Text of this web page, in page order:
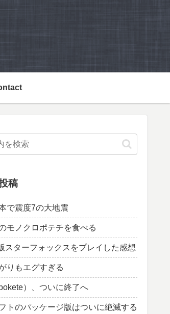
稿
で震度7の大地震
モノクロポテチを食べる
スターフォックスをプレイした感想
りもエグすぎる
）、ついに終了へ
トのパッケージ版はついに絶滅する